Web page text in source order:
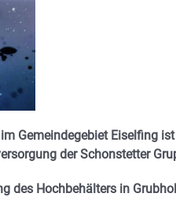
Gemeindegebiet Eiselfing
der Schonstetter
des Hochbehälters in